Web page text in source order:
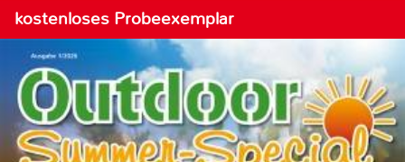
kostenloses Probeexemplar